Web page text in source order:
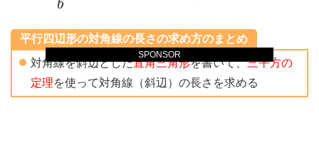
平行四辺形の対角線の長さの求め方のまとめ
対角線を斜辺とした直角三角形を書いて、三平方の
定理を使って対角線（斜辺）の長さを求める
SPONSOR